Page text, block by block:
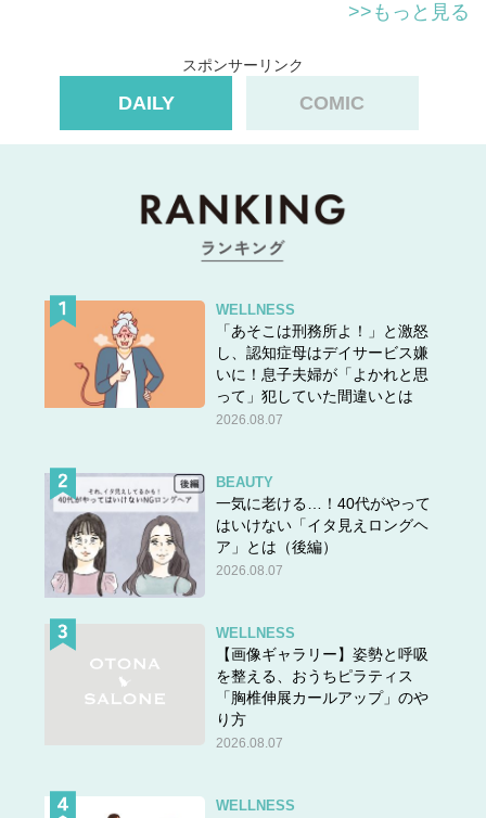
>>もっと見る
スポンサーリンク
DAILY COMIC
WELLNESS
「あそこは刑務所よ！」と激怒
し、認知症母はデイサービス嫌
いに！息子夫婦が「よかれと思
って」犯していた間違いとは
2026.08.07
BEAUTY
一気に老ける…！40代がやって
はいけない「イタ見えロングヘ
ア」とは（後編）
2026.08.07
WELLNESS
【画像ギャラリー】姿勢と呼吸
を整える、おうちピラティス
「胸椎伸展カールアップ」のや
り方
2026.08.07
WELLNESS